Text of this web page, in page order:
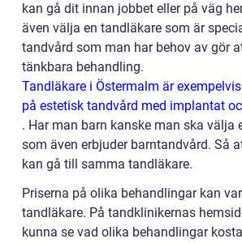
kan gå dit innan jobbet eller på väg
även välja en tandläkare som är
tandvård som man har behov av gör
tänkbara behandling.
Tandläkare i Östermalm är
på estetisk tandvård med implantat
. Har man barn kanske man ska välja
som även erbjuder barntandvård. Så
kan gå till samma tandläkare.
Priserna på olika behandlingar kan
tandläkare. På tandklinikernas
kunna se vad olika behandlingar